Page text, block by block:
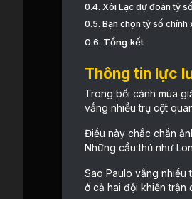
Xôi Lạc dự đoán tỷ
Bạn chọn tỷ số chính
Tổng kết
Thông tin lực
Trong bối cảnh mùa
vắng nhiều trụ cột
Điều này chắc chắn
Những cầu thủ như
Sao Paulo vắng nhiều
ở cả hai đội khiến trận